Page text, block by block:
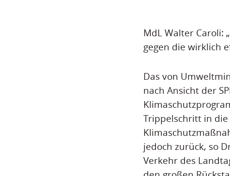
MdL Walter Caroli:
gegen die wirklich
Das von
nach Ansicht der
Trippelschritt in
jedoch zurück, so
Verkehr des